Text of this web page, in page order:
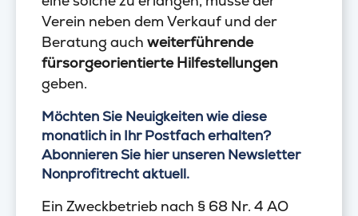
Verein neben dem Verkauf und der
Beratung auch weiterführende
fürsorgeorientierte Hilfestellungen
geben.
Möchten Sie Neuigkeiten wie diese
monatlich in Ihr Postfach erhalten?
Abonnieren Sie hier unseren Newsletter
Nonprofitrecht aktuell.
Ein Zweckbetrieb nach § 68 Nr. 4 AO